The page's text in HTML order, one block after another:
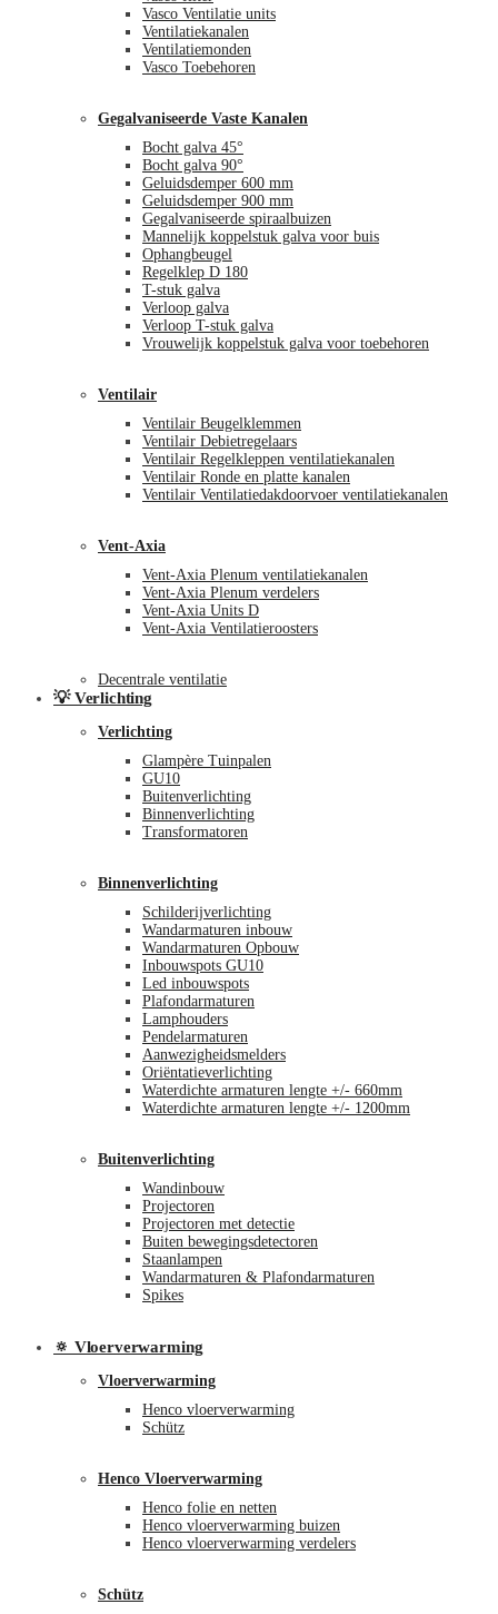
Vasco Ventilatie units
Ventilatiekanalen
Ventilatiemonden
Vasco Toebehoren
Gegalvaniseerde Vaste Kanalen
Bocht galva 45°
Bocht galva 90°
Geluidsdemper 600 mm
Geluidsdemper 900 mm
Gegalvaniseerde spiraalbuizen
Mannelijk koppelstuk galva voor buis
Ophangbeugel
Regelklep D 180
T-stuk galva
Verloop galva
Verloop T-stuk galva
Vrouwelijk koppelstuk galva voor toebehoren
Ventilair
Ventilair Beugelklemmen
Ventilair Debietregelaars
Ventilair Regelkleppen ventilatiekanalen
Ventilair Ronde en platte kanalen
Ventilair Ventilatiedakdoorvoer ventilatiekanalen
Vent-Axia
Vent-Axia Plenum ventilatiekanalen
Vent-Axia Plenum verdelers
Vent-Axia Units D
Vent-Axia Ventilatieroosters
Decentrale ventilatie
💡 Verlichting
Verlichting
Glampère Tuinpalen
GU10
Buitenverlichting
Binnenverlichting
Transformatoren
Binnenverlichting
Schilderijverlichting
Wandarmaturen inbouw
Wandarmaturen Opbouw
Inbouwspots GU10
Led inbouwspots
Plafondarmaturen
Lamphouders
Pendelarmaturen
Aanwezigheidsmelders
Oriëntatieverlichting
Waterdichte armaturen lengte +/- 660mm
Waterdichte armaturen lengte +/- 1200mm
Buitenverlichting
Wandinbouw
Projectoren
Projectoren met detectie
Buiten bewegingsdetectoren
Staanlampen
Wandarmaturen & Plafondarmaturen
Spikes
🔅 Vloerverwarming
Vloerverwarming
Henco vloerverwarming
Schütz
Henco Vloerverwarming
Henco folie en netten
Henco vloerverwarming buizen
Henco vloerverwarming verdelers
Schütz